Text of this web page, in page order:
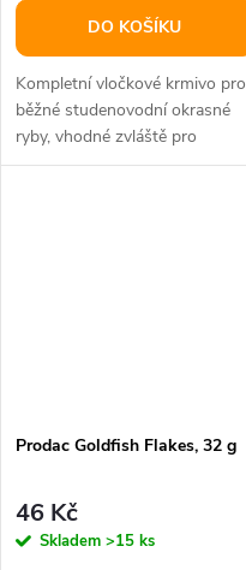
DO KOŠÍKU
Kompletní vločkové krmivo pro
běžné studenovodní okrasné
ryby, vhodné zvláště pro
kaprovité a karasovité ryby. -...
Prodac Goldfish Flakes, 32 g
46 Kč
Skladem >15 ks